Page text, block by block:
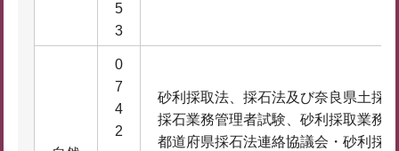
5
3
0
7
4
2
砂利採取法、採石法及び奈良県土採
採石業務管理者試験、砂利採取業務
都道府県採石法連絡協議会・砂利採